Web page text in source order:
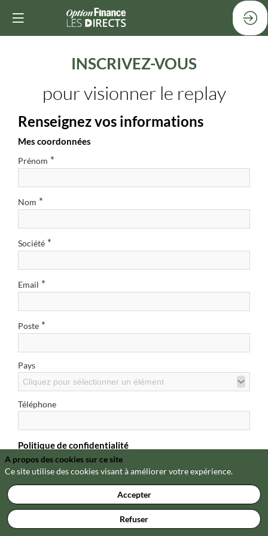
INSCRIVEZ-VOUS
pour visionner le replay
Renseignez vos informations
Mes coordonnées
Prénom *
Nom *
Société *
Email *
Poste *
Pays
Cliquez pour sélectionner un élément
Téléphone
Politique de confidentialité
Je reconnais avoir lu et j’accepte la politique de confidentialité
en vertu de laquelle mes données personnelles seront utilisées
par Option Finance *
voir la politique de confidentialité
A propos des cookies sur ce site
Ce site utilise des cookies visant à améliorer votre expérience.
Accepter
Refuser